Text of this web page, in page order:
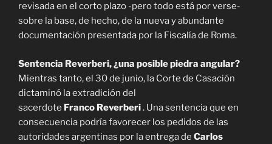
revisada en el corto plazo -pero todo está por verse-
sobre la base, de hecho, de la nueva y abundante
documentación presentada por la Fiscalía de Roma.
Sentencia Reverberi, ¿una posible piedra angular?
Mientras tanto, el 30 de junio, la Corte de Casación
dictaminó la extradición del
sacerdote Franco Reverberi. Una sentencia que en
consecuencia podría favorecer los pedidos de las
autoridades argentinas por la entrega de Carlos